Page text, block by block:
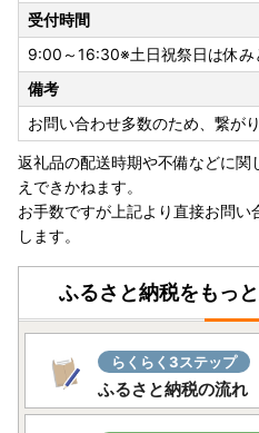
引き続き上峰町を応援してい
い申し上げます。
指定対象期間：令和7年10月1
【返礼品の発送について】
返礼品の発送は、取扱事業者の
おりますが、人気のお品につ
合がございます。
なお、出荷完了次第、「出荷
ますので併せてご確認いただけ
無かった際など受取人様のご
た場合、再発送はいたしかね
外のご要望を記入いただきま
で、予めご了承ください。
返礼品のお届け予定日につい
の連絡はいたしかねますので
受付時間
9:00～16:30※土日祝祭日は休み
備考
お問い合わせ多数のため、繋が
返礼品の配送時期や不備などに
えできかねます。
お手数ですが上記より直接お問
します。
ふるさと納税をもっ
らくらく3ステップ
ふるさと納税の流れ